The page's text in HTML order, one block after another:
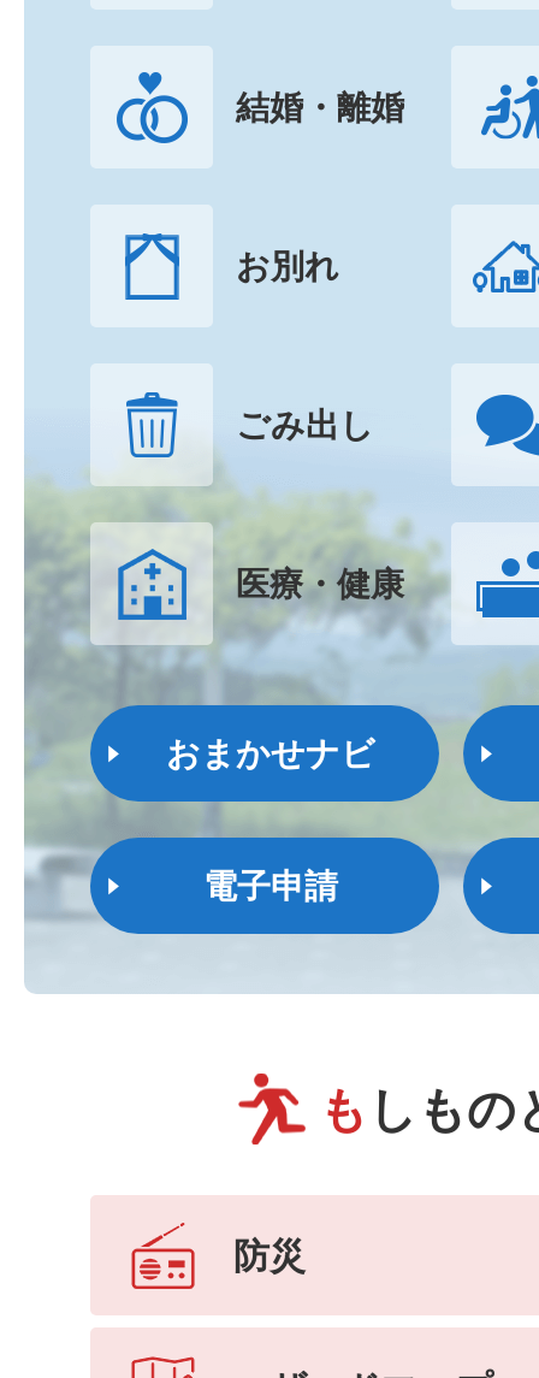
結婚・離婚
お別れ
ごみ出し
医療・健康
おまかせナビ
電子申請
も しもの
防災